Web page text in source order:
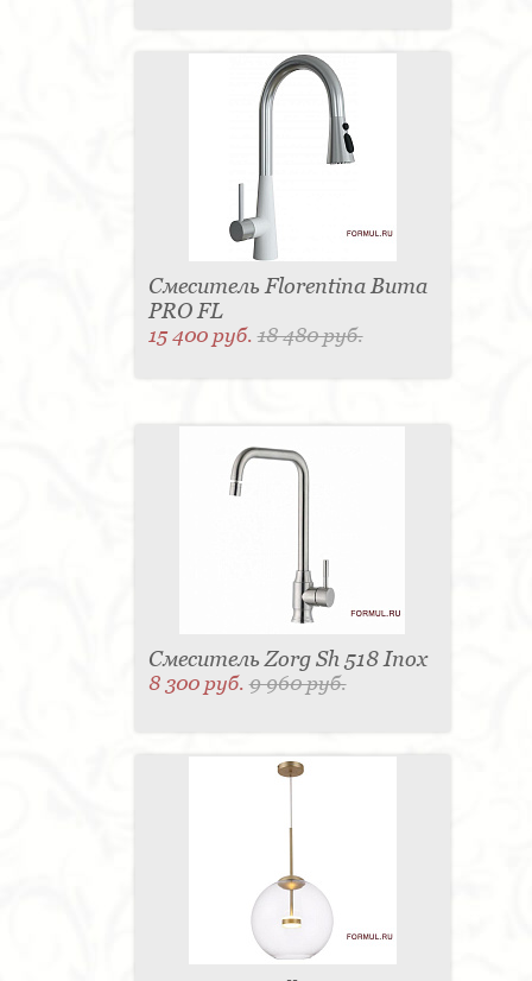
Смеситель Florentina Вита
PRO FL
15 400 руб.18 480 руб.
Смеситель Zorg Sh 518 Inox
8 300 руб.9 960 руб.